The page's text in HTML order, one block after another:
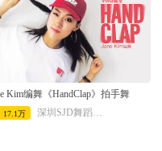
Kim编舞《HandClap》拍手舞
17.1万 深圳SJD舞蹈工作室